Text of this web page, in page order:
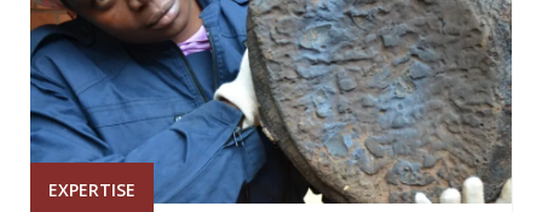
EXPERTISE